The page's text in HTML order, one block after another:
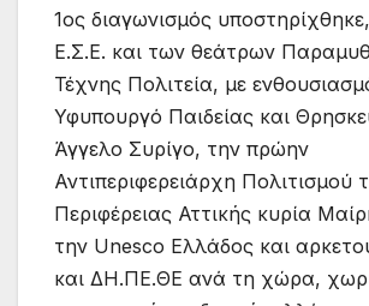
1ος διαγωνισμός
Ε.Σ.Ε. και των θεάτρων
Τέχνης Πολιτεία, με
Υφυπουργό Παιδείας και
Άγγελο Συρίγο, την πρώην
Αντιπεριφερειάρχη Πολιτισμού
Περιφέρειας Αττικής κυρία
την Unesco Ελλάδος και
και ΔΗ.ΠΕ.ΘΕ ανά τη χώρα,